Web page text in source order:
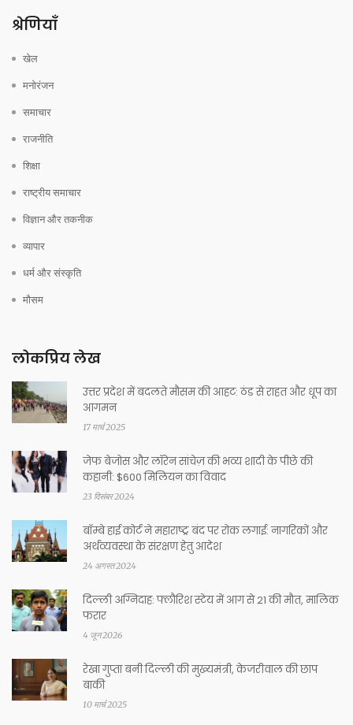
श्रेणियाँ
खेल
मनोरंजन
समाचार
राजनीति
शिक्षा
राष्ट्रीय समाचार
विज्ञान और तकनीक
व्यापार
धर्म और संस्कृति
मौसम
लोकप्रिय लेख
उत्तर प्रदेश में बदलते मौसम की आहट: ठंड से राहत और धूप का
आगमन
17 मार्च 2025
जेफ बेजोस और लॉरेन सांचेज़ की भव्य शादी के पीछे की
कहानी: $600 मिलियन का विवाद
23 दिसंबर 2024
बॉम्बे हाई कोर्ट ने महाराष्ट्र बंद पर रोक लगाई: नागरिकों और
अर्थव्यवस्था के संरक्षण हेतु आदेश
24 अगस्त 2024
दिल्ली अग्निदाह: फ्लौरिश स्टेय में आग से 21 की मौत, मालिक
फरार
4 जून 2026
रेखा गुप्ता बनी दिल्ली की मुख्यमंत्री, केजरीवाल की छाप
बाकी
10 मार्च 2025